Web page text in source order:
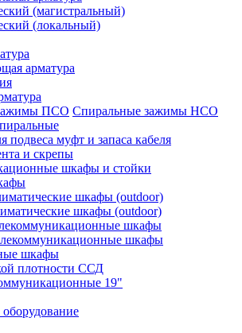
(магистральный)
(локальный)
арматура
ПСО Спиральные зажимы НСО
подвеса муфт и запаса кабеля
и скрепы
шкафы и стойки
шкафы (outdoor)
шкафы (outdoor)
шкафы
шкафы
шкафы
плотности ССД
19"